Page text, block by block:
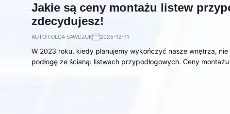
Jakie są ceny montażu listew
zdecydujesz!
AUTOR:OLGA SAWCZUK 2025-12-11
W 2023 roku, kiedy planujemy wykończyć nasze wnętrza,
podłogę ze ścianą: listwach przypodłogowych. Ceny